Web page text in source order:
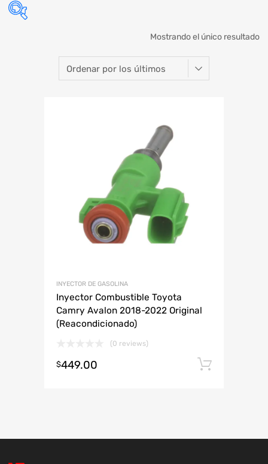
LAMBORGHINI
MAZDA PLYMOUTH
RENAULT
Mostrando el único resultado
INYECTOR DE GASOLINA
Inyector Combustible Toyota
Camry Avalon 2018-2022 Original
(Reacondicionado)
(0 reviews)
$449.00